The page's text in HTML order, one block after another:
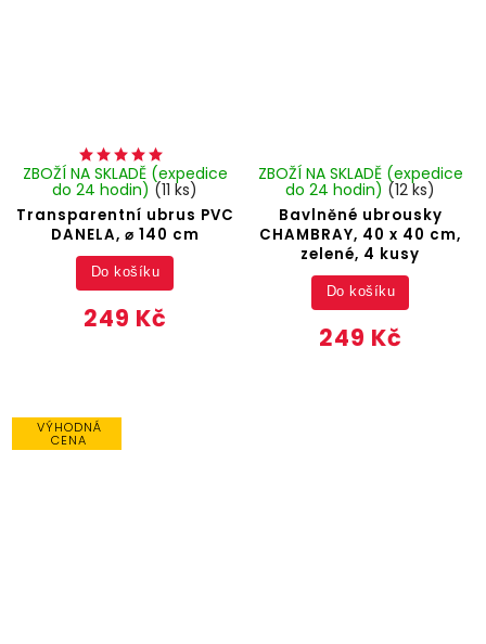
Transparentní ubrus PVC
DANELA, ⌀ 140 cm
ZBOŽÍ NA SKLADĚ (expedice
do 24 hodin) (11 ks)
249 Kč
Do košíku
Bavlněné ubrousky
CHAMBRAY, 40 x 40 cm,
zelené, 4 kusy
ZBOŽÍ NA SKLADĚ (expedice
do 24 hodin) (12 ks)
249 Kč
Do košíku
VÝHODNÁ
CENA